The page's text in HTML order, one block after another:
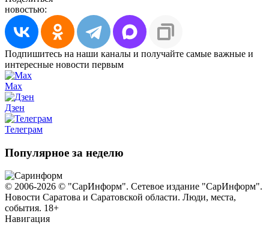
новостью:
Подпишитесь на наши каналы и получайте самые важные и
интересные новости первым
Max
Дзен
Телеграм
Популярное за неделю
© 2006-2026 © "СарИнформ". Сетевое издание "СарИнформ".
Новости Саратова и Саратовской области. Люди, места,
события. 18+
Навигация